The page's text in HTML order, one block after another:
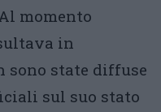
momento
in
sono state diffuse
sul suo stato